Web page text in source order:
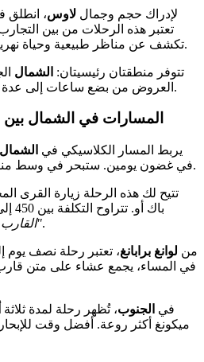
لإدراك حجم وجمال لاوس، انطلق
تعتبر هذه الرحلات من بين
تكشف عن مناظر طبيعية وحياة نهرية لا يمكن رؤيتها بطرق أخرى.
تتوفر منطقتان رئيسيتان: الشمال
العروض من بضع ساعات إلى عدة ، تناسب جميع الميزانيات.
المسارات في الشمال بين
يربط المسار الكلاسيكي في الشمال
في غضون يومين. ستبحر في وسط مناظر خلابة مع ليلة في باكبينغ.
تتيح لك هذه الرحلة زيارة القرى
باك أو. تتراوح التكلفة بين 450 إلى 650 يورو. خيار اقتصادي هو
العام بسعر 25 يورو.
من لوانغ برابانغ، تعتبر رحلة نصف يوم
في المساء، يجمع عشاء على متن
في الجنوب، تُظهر رحلة لمدة ثلاثة
ميكونغ أكثر روعة. أفضل وقت